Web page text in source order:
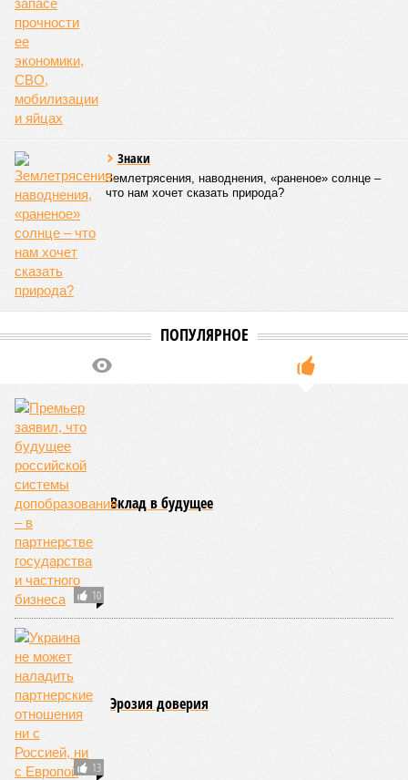
Знаки
Землетрясения, наводнения, «раненое» солнце –
что нам хочет сказать природа?
ПОПУЛЯРНОЕ
10
Вклад в будущее
13
Эрозия доверия